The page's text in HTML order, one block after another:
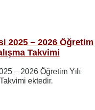
2025 – 2026 Öğretim
Takvimi
– 2026 Öğretim Yılı
ektedir.